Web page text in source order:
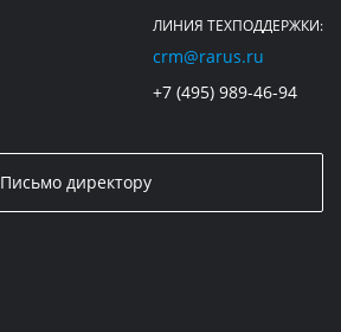
ЛИНИЯ ТЕХПОДДЕРЖКИ:
crm@rarus.ru
+7 (495) 989-46-94
Письмо директору